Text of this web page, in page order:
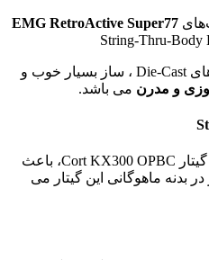
EMG RetroActive Super77
دسته ،Hard Maple Neck و تیونرهای Die-Cast ، ساز بسیار خوب و
و مدرن می باشد.
بدنه ماهوگانی این گیتار می